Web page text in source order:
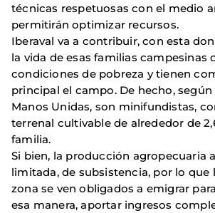
técnicas respetuosas con el medio
permitirán optimizar recursos.
Iberaval va a contribuir, con esta
la vida de esas familias campesinas
condiciones de pobreza y tienen
principal el campo. De hecho,
Manos Unidas, son minifundistas,
terrenal cultivable de alrededor de
familia.
Si bien, la producción agropecuaria
limitada, de subsistencia, por lo que
zona se ven obligados a emigrar
esa manera, aportar ingresos